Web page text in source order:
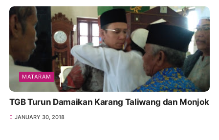
MATARAM
TGB Turun Damaikan Karang Taliwang dan Monjok
JANUARY 30, 2018